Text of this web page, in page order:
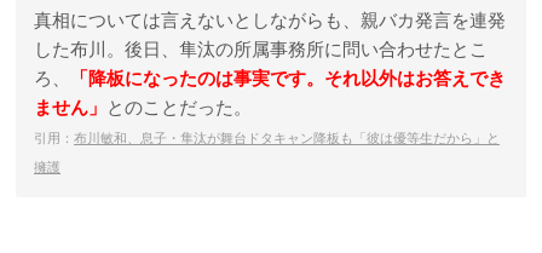
真相については言えないとしながらも、親バカ発言を連発
した布川。後日、隼汰の所属事務所に問い合わせたとこ
ろ、
「降板になったのは事実です。それ以外はお答えでき
ません」 とのことだった。
引用： 布川敏和、息子・隼汰が舞台ドタキャン降板も「彼は優等生だから」と
擁護